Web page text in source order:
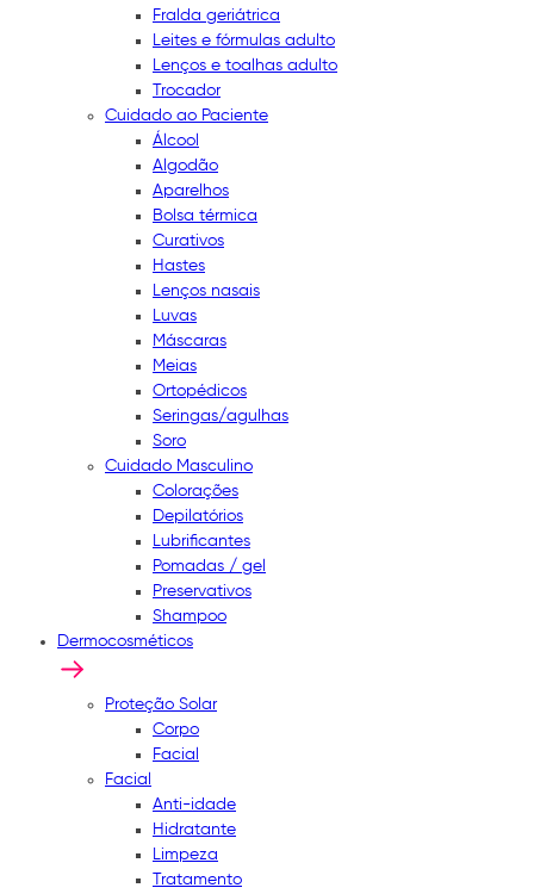
Fralda geriátrica
Leites e fórmulas adulto
Lenços e toalhas adulto
Trocador
Cuidado ao Paciente
Álcool
Algodão
Aparelhos
Bolsa térmica
Curativos
Hastes
Lenços nasais
Luvas
Máscaras
Meias
Ortopédicos
Seringas/agulhas
Soro
Cuidado Masculino
Colorações
Depilatórios
Lubrificantes
Pomadas / gel
Preservativos
Shampoo
Dermocosméticos
Proteção Solar
Corpo
Facial
Facial
Anti-idade
Hidratante
Limpeza
Tratamento